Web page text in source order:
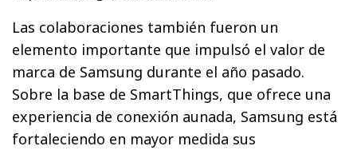
Las colaboraciones también fueron un
elemento importante que impulsó el valor de
marca de Samsung durante el año pasado.
Sobre la base de SmartThings, que ofrece una
experiencia de conexión aunada, Samsung está
fortaleciendo en mayor medida sus